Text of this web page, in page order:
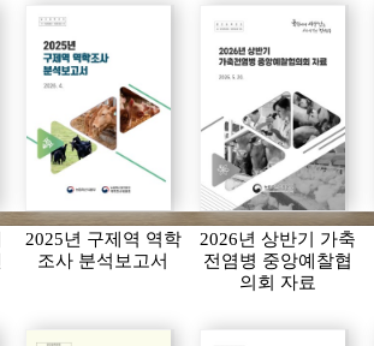
2025년 구제역 역학
조사 분석보고서
2026년 상반기 가축
전염병 중앙예찰협
의회 자료